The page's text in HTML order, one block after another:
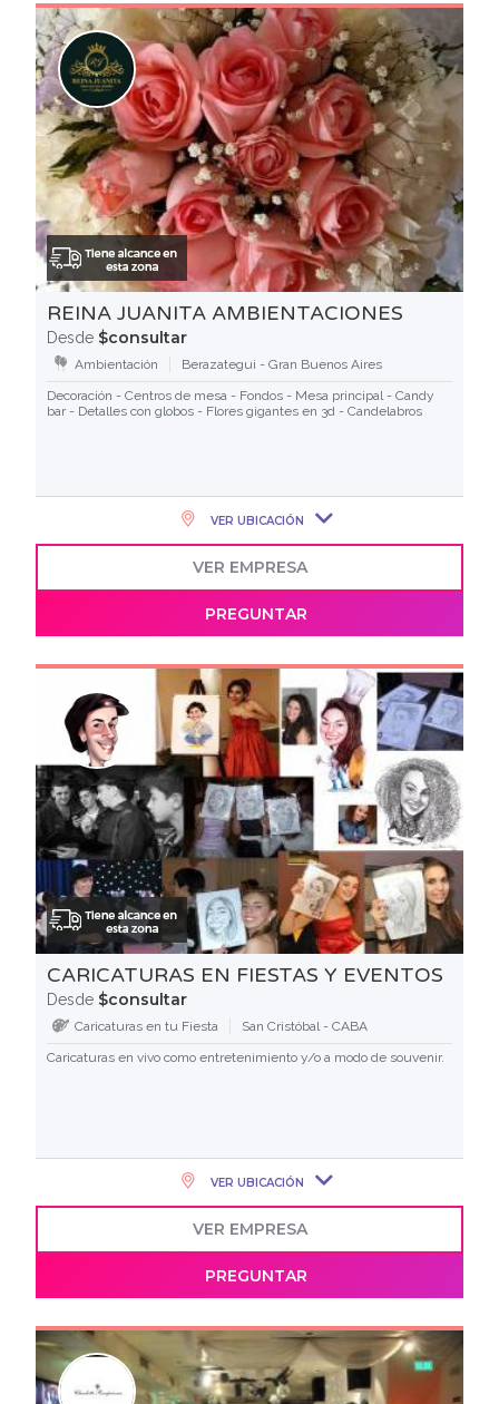
REINA JUANITA AMBIENTACIONES
Desde $consultar
Ambientación
Berazategui - Gran Buenos Aires
Decoración - Centros de mesa - Fondos - Mesa principal - Candy
bar - Detalles con globos - Flores gigantes en 3d - Candelabros
VER UBICACIÓN
VER EMPRESA
PREGUNTAR
CARICATURAS EN FIESTAS Y EVENTOS
Desde $consultar
Caricaturas en tu Fiesta
San Cristóbal - CABA
Caricaturas en vivo como entretenimiento y/o a modo de souvenir.
VER UBICACIÓN
VER EMPRESA
PREGUNTAR